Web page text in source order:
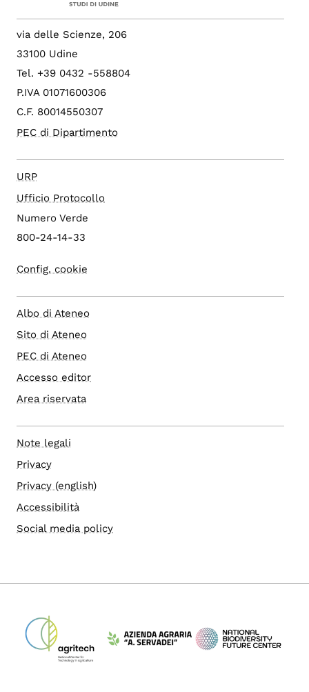
via delle Scienze, 206
33100 Udine
Tel. +39 0432 -558804
P.IVA 01071600306
C.F. 80014550307
PEC di Dipartimento
URP
Ufficio Protocollo
Numero Verde
800-24-14-33
Config. cookie
Albo di Ateneo
Sito di Ateneo
PEC di Ateneo
Accesso editor
Area riservata
Note legali
Privacy
Privacy (english)
Accessibilità
Social media policy